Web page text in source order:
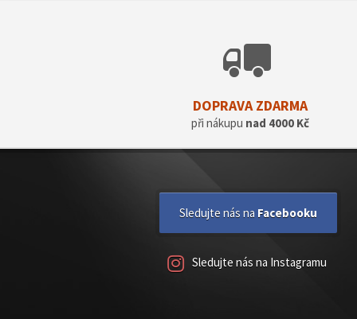
DOPRAVA ZDARMA
při nákupu nad 4000 Kč
Sledujte nás na Facebooku
Sledujte nás na Instagramu